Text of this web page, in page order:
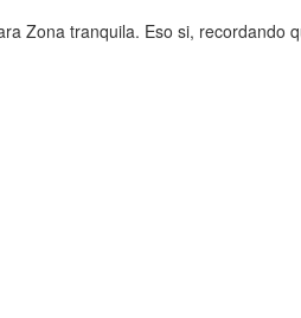
Zona tranquila. Eso si, recordando